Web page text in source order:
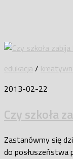
edukacja/
2013-02-22
Czy szkoła
Zastanówmy się
do posłuszeństwa